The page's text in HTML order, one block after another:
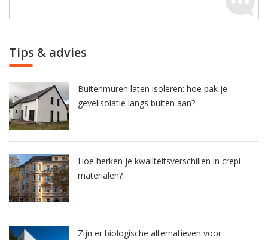
Tips & advies
Buitenmuren laten isoleren: hoe pak je
gevelisolatie langs buiten aan?
Hoe herken je kwaliteitsverschillen in crepi-
materialen?
Zijn er biologische alternatieven voor